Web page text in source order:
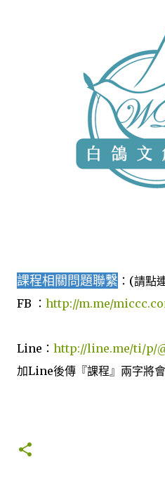
課程相關問題聯繫 ：(請點
FB ： http://m.me/
Line： http://line.me/ti/p/
加Line後傳『課程』兩字將